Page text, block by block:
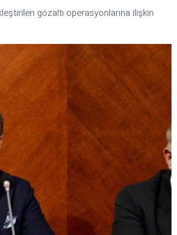
gözaltı operasyonlarına ilişkin